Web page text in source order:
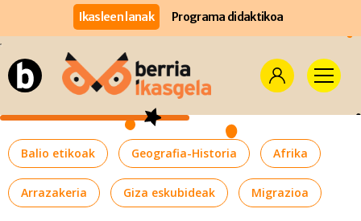
Ikasleen lanak Programa didaktikoa
Balio etikoak Geografia-Historia Afrika
Arrazakeria Giza eskubideak Migrazioa